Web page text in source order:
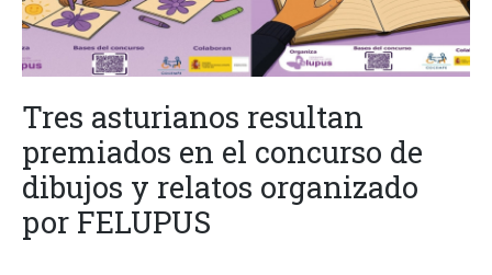
Tres asturianos resultan
premiados en el concurso de
dibujos y relatos organizado
por FELUPUS